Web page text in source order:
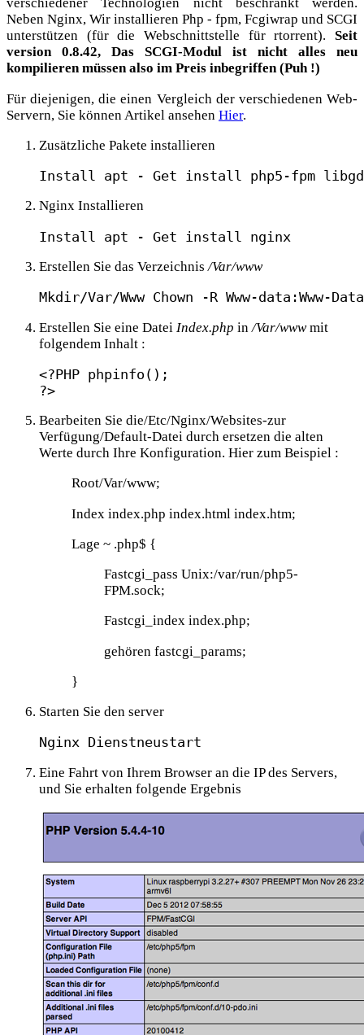
verschiedener Technologien nicht beschränkt werden.
Neben Nginx, Wir installieren Php - fpm, Fcgiwrap und SCGI
unterstützen (für die Webschnittstelle für rtorrent). Seit
version 0.8.42, Das SCGI-Modul ist nicht alles neu
kompilieren müssen also im Preis inbegriffen (Puh !)
Für diejenigen, die einen Vergleich der verschiedenen Web-
Servern, Sie können Artikel ansehen Hier.
Zusätzliche Pakete installieren
Install apt - Get install php5-fpm
Nginx Installieren
Install apt - Get install nginx
Erstellen Sie das Verzeichnis/Var/www
Mkdir/Var/Www Chown -R Www-data:Www-
Erstellen Sie eine Datei Index.php in /Var/wwwmit
folgendem Inhalt :
<?PHP phpinfo();
?>
Bearbeiten Sie die/Etc/Nginx/Websites-zur
Verfügung/Default-Datei durch ersetzen die alten
Werte durch Ihre Konfiguration. Hier zum Beispiel :
Root/Var/www;
Index index.php index.html index.htm;
Lage ~ .php$ {
Fastcgi_pass Unix:/var/run/php5-
FPM.sock;
Fastcgi_index index.php;
gehören fastcgi_params;
}
Starten Sie den server
Nginx Dienstneustart
Eine Fahrt von Ihrem Browser an die IP des Servers,
und Sie erhalten folgende Ergebnis